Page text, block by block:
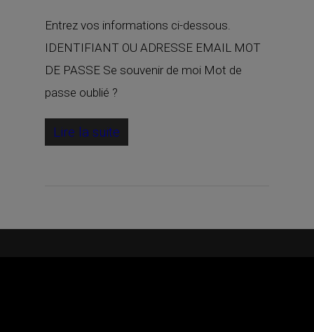
Entrez vos informations ci-dessous.
IDENTIFIANT OU ADRESSE EMAIL MOT
DE PASSE Se souvenir de moi Mot de
passe oublié ?
Lire la suite